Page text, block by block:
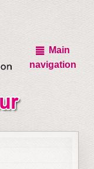
Main
navigation